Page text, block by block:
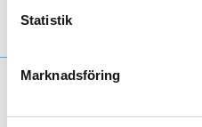
Statistik
Marknadsföring
«Äldre artiklar